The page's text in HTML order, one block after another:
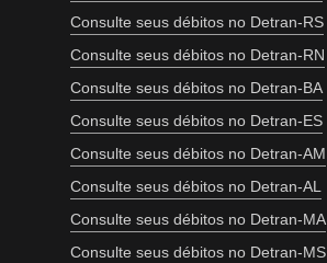
Consulte seus débitos no Detran-RS
Consulte seus débitos no Detran-RN
Consulte seus débitos no Detran-BA
Consulte seus débitos no Detran-ES
Consulte seus débitos no Detran-AM
Consulte seus débitos no Detran-AL
Consulte seus débitos no Detran-MA
Consulte seus débitos no Detran-MS